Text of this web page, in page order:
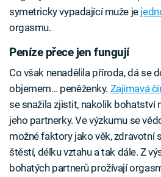
symetricky vypadající muže je
orgasmu.
Peníze přece jen fungují
Co však nenadělila příroda, dá se
objemem… peněženky. Zajímavá
se snažila zjistit, nakolik bohatství
jeho partnerky. Ve výzkumu se
možné faktory jako věk, zdravotní
štěstí, délku vztahu a tak dále. Z
bohatých partnerů prožívají